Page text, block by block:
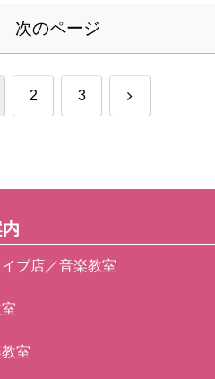
次のページ
2 3 次
ブ店／音楽教室
室